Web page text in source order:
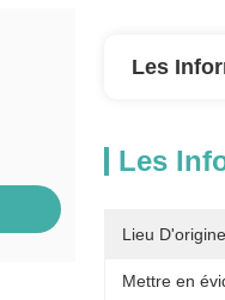
Les
Les
Lieu
Mettre en